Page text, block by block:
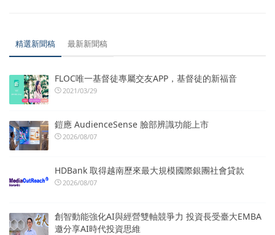
精選新聞稿 最新新聞稿
FLOC唯一基督徒專屬交友APP，基督徒的新福音
2021/03/29
鎧應 AudienceSense 臉部辨識功能上市
2026/08/07
HDBank 取得越南歷來最大規模國際銀團社會貸款
2026/08/07
創智動能強化AI與經營雙軸競爭力 投資長受臺大EMBA
邀分享AI時代投資思維